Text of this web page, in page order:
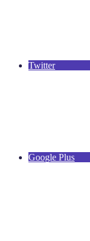
Twitter
Google Plus